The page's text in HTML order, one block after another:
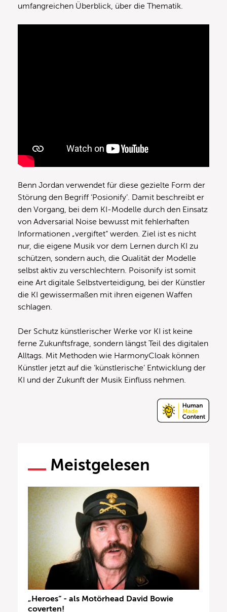
umfangreichen Überblick, über die Thematik.
Benn Jordan verwendet für diese gezielte Form der
Störung den Begriff ‘Posionify’. Damit beschreibt er
den Vorgang, bei dem KI-Modelle durch den Einsatz
von Adversarial Noise bewusst mit fehlerhaften
Informationen „vergiftet“ werden. Ziel ist es nicht
nur, die eigene Musik vor dem Lernen durch KI zu
schützen, sondern auch, die Qualität der Modelle
selbst aktiv zu verschlechtern. Poisonify ist somit
eine Art digitale Selbstverteidigung, bei der Künstler
die KI gewissermaßen mit ihren eigenen Waffen
schlagen.
Der Schutz künstlerischer Werke vor KI ist keine
ferne Zukunftsfrage, sondern längst Teil des digitalen
Alltags. Mit Methoden wie HarmonyCloak können
Künstler jetzt auf die ‘künstlerische’ Entwicklung der
KI und der Zukunft der Musik Einfluss nehmen.
Meistgelesen
„Heroes“ - als Motörhead David Bowie
coverten!